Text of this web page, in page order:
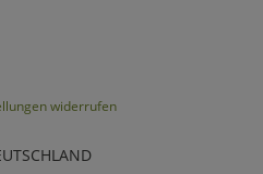
widerrufen